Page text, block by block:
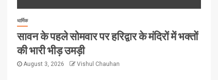
धार्मिक
सावन के पहले सोमवार पर हरिद्वार के मंदिरों में भक्तों
की भारी भीड़ उमड़ी
August 3, 2026 Vishul Chauhan